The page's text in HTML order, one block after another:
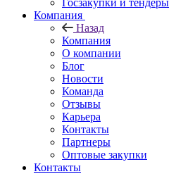
Госзакупки и тендеры
Компания
Назад
Компания
О компании
Блог
Новости
Команда
Отзывы
Карьера
Контакты
Партнеры
Оптовые закупки
Контакты